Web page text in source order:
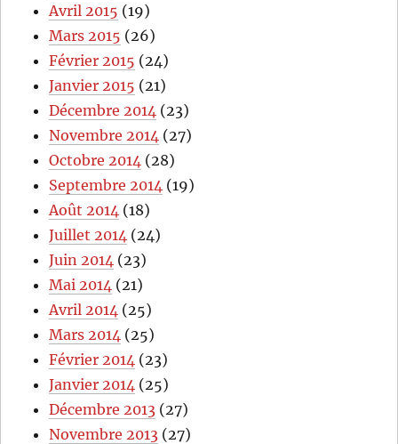
Avril 2015 (19)
Mars 2015 (26)
Février 2015 (24)
Janvier 2015 (21)
Décembre 2014 (23)
Novembre 2014 (27)
Octobre 2014 (28)
Septembre 2014 (19)
Août 2014 (18)
Juillet 2014 (24)
Juin 2014 (23)
Mai 2014 (21)
Avril 2014 (25)
Mars 2014 (25)
Février 2014 (23)
Janvier 2014 (25)
Décembre 2013 (27)
Novembre 2013 (27)